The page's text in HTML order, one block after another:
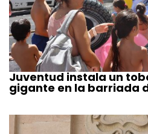
Juventud instala un
gigante en la barriada